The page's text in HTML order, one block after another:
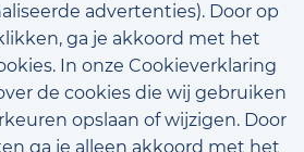
advertenties). Door op
ga je akkoord met het
In onze Cookieverklaring
de cookies die wij gebruiken
opslaan of wijzigen. Door
ga je alleen akkoord met het